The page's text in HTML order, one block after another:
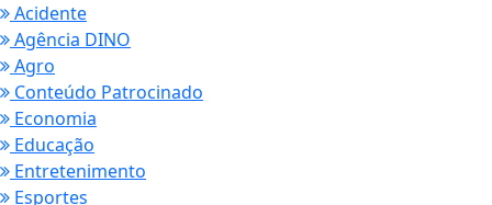
Acidente
Agência DINO
Agro
Conteúdo Patrocinado
Economia
Educação
Entretenimento
Esportes